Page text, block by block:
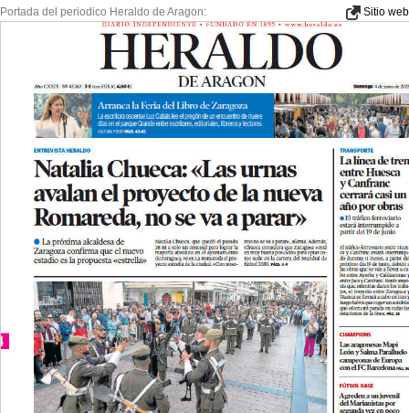
Portada del periodico Heraldo de Aragon: Sitio web